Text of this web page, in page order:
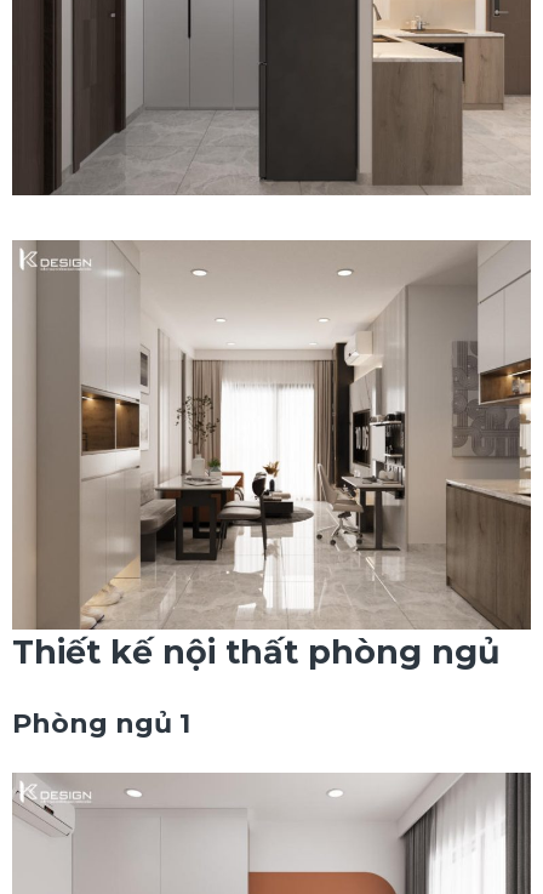
Thiết kế nội thất phòng ngủ
Phòng ngủ 1